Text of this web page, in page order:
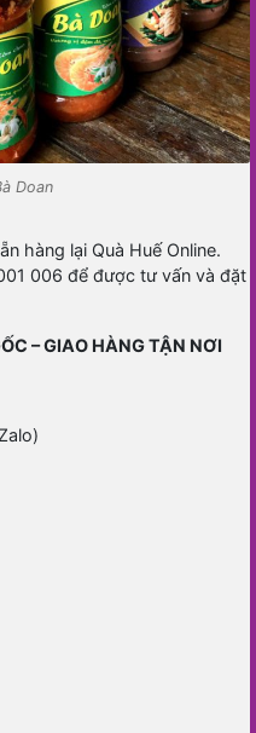
Doan
hàng lại Quà Huế Online.
006 để được tư vấn và đặt
– GIAO HÀNG TẬN NƠI